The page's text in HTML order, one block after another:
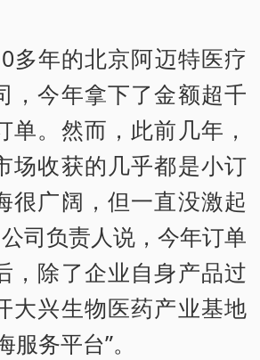
多年的北京阿迈特医疗
，今年拿下了金额超千
单。然而，此前几年，
场收获的几乎都是小订
很广阔，但一直没激起
司负责人说，今年订单
，除了企业自身产品过
大兴生物医药产业基地
务平台”。